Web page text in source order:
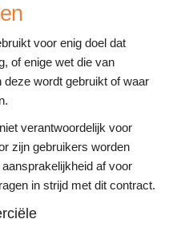
voor enig doel dat
of enige wet die van
wordt gebruikt of waar
verantwoordelijk voor
zijn gebruikers worden
af voor
in strijd met dit contract.